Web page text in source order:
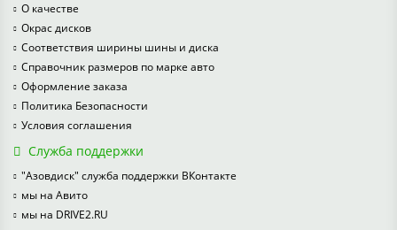
О качестве
Окрас дисков
Соответствия ширины шины и диска
Справочник размеров по марке авто
Оформление заказа
Политика Безопасности
Условия соглашения
Служба поддержки
"Азовдиск" служба поддержки ВКонтакте
мы на Авито
мы на DRIVE2.RU